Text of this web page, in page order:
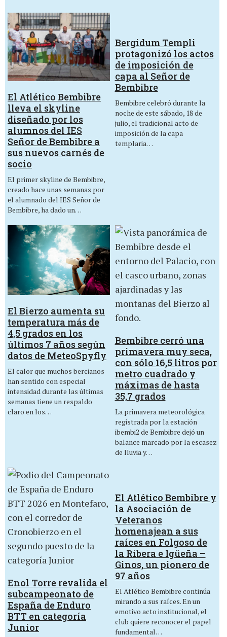
El Atlético Bembibre
lleva el skyline
diseñado por los
alumnos del IES
Señor de Bembibre a
sus nuevos carnés de
socio
El primer skyline de Bembibre,
creado hace unas semanas por
el alumnado del IES Señor de
Bembibre, ha dado un…
Bergidum Templi
protagonizó los actos
de imposición de
capa al Señor de
Bembibre
Bembibre celebró durante la
noche de este sábado, 18 de
julio, el tradicional acto de
imposición de la capa
templaria…
El Bierzo aumenta su
temperatura más de
4,5 grados en los
últimos 7 años según
datos de MeteoSpyfly
El calor que muchos bercianos
han sentido con especial
intensidad durante las últimas
semanas tiene un respaldo
claro en los…
Bembibre cerró una
primavera muy seca,
con sólo 16,5 litros por
metro cuadrado y
máximas de hasta
35,7 grados
La primavera meteorológica
registrada por la estación
ibembi2 de Bembibre dejó un
balance marcado por la escasez
de lluvia y…
Enol Torre revalida el
subcampeonato de
España de Enduro
BTT en categoría
Junior
El Atlético Bembibre y
la Asociación de
Veteranos
homenajean a sus
raíces en Folgoso de
la Ribera e Igüeña –
Ginos, un pionero de
97 años
El Atlético Bembibre continúa
mirando a sus raíces. En un
emotivo acto institucional, el
club quiere reconocer el papel
fundamental…